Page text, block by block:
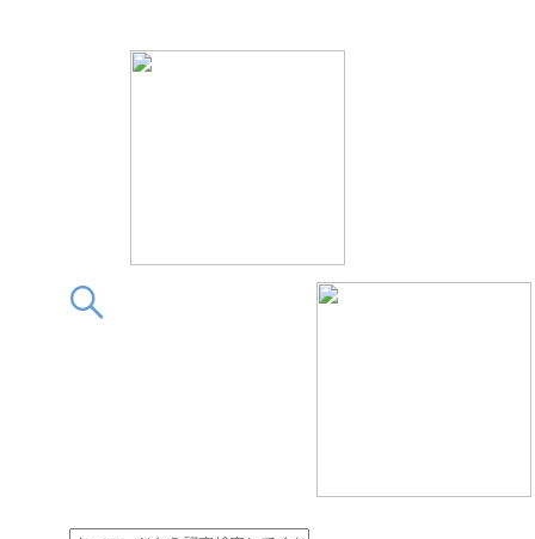
この素晴らしきフィギュア
この素晴らしきフィギ